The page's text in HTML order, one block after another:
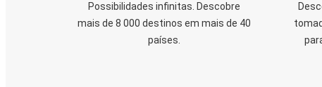
Possibilidades infinitas. Descobre
mais de 8 000 destinos em mais de 40
países.